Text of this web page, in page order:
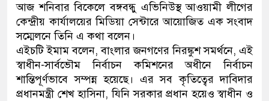
প্রধানমন্ত্রী
মিরপুর মডেল থানার অভিযানে ৯০ বোতল ফেনসিডিলসহ দুই
মাদক কারবারি গ্রেফতার
২৮ লাখ টাকার জাল নোটসহ দুইজনকে গ্রেফতার করেছে গুলশান
আজ শনিবার বিকেলে বঙ্গবন্ধু এভিনিউস্থ আওয়ামী লীগের
কেন্দ্রীয় কার্যালয়ের মিডিয়া সেন্টারে আয়োজিত এক সংবাদ
সম্মেলনে তিনি এ কথা বলেন।
এইচটি ইমাম বলেন, বাংলার জনগণের নিরঙ্কুশ সমর্থনে, এই
স্বাধীন-সার্বভৌম নির্বাচন কমিশনের অধীনে নির্বাচন
শান্তিপূর্ণভাবে সম্পন্ন হয়েছে। এর সব কৃতিত্বের দাবিদার
প্রধানমন্ত্রী শেখ হাসিনা, যিনি সরকার প্রধান হয়েও স্বাধীন ও